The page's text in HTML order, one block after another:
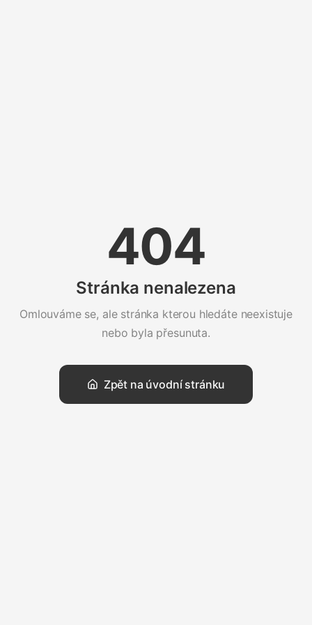
404
Stránka nenalezena
Omlouváme se, ale stránka kterou hledáte neexistuje
nebo byla přesunuta.
Zpět na úvodní stránku